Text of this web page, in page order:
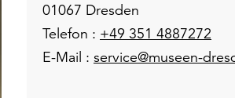
01067 Dresden
Telefon : +49 351 4887272
E-Mail : service@museen-